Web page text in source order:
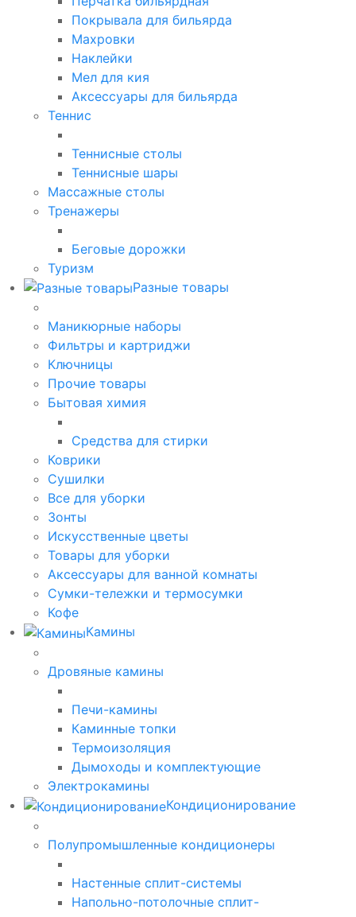
Покрывала для бильярда
Махровки
Наклейки
Мел для кия
Аксессуары для бильярда
Теннис
Теннисные столы
Теннисные шары
Массажные столы
Тренажеры
Беговые дорожки
Туризм
Разные товары
Маникюрные наборы
Фильтры и картриджи
Ключницы
Прочие товары
Бытовая химия
Средства для стирки
Коврики
Сушилки
Все для уборки
Зонты
Искусственные цветы
Товары для уборки
Аксессуары для ванной комнаты
Сумки-тележки и термосумки
Кофе
Камины
Дровяные камины
Печи-камины
Каминные топки
Термоизоляция
Дымоходы и комплектующие
Электрокамины
Кондиционирование
Полупромышленные кондиционеры
Настенные сплит-системы
Напольно-потолочные сплит-